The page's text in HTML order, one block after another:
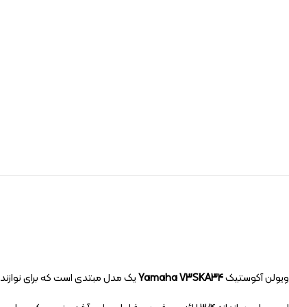
ویولن آکوستیکYamaha V3SKA34یک مدل مبتدی است که برای